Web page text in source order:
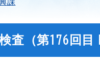
課
査（第176回